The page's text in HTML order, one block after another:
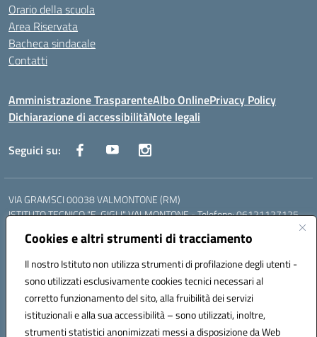
Cookies e altri strumenti di tracciamento
Il nostro Istituto non utilizza strumenti di profilazione degli utenti -
sono utilizzati esclusivamente cookies tecnici necessari al
corretto funzionamento del sito, alla fruibilità dei servizi
istituzionali e alla sua accessibilità – sono utilizzati, inoltre,
strumenti statistici anonimizzati messi a disposizione da Web
Orario della scuola
Area Riservata
Bacheca sindacale
Contatti
Amministrazione TrasparenteAlbo OnlinePrivacy Policy
Dichiarazione di accessibilitàNote legali
Seguici su:
VIA GRAMSCI 00038 VALMONTONE (RM)
ISTITUTO TECNICO "E. GIGLI" VALMONTONE - Telefono: 06121127125
06121126825
LICEO DELLE SCIENZE UMANE "P.L. NERVI" SEGNI - Telefono:
Mail: RMIS099002@istruzione.it - PEC: RMIS099002@pec.istruzione.it
Codice meccanografico: RMIS099002
Codice fiscale: 95036960581